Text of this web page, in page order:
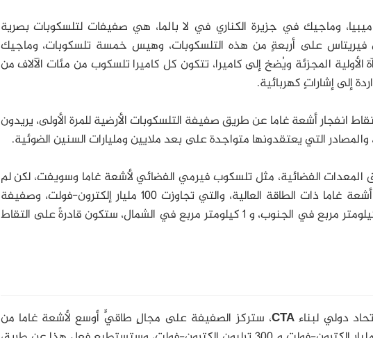
وماجيك في جزيرة الكناري في لا بالما، هي صفيفات لتلسكوبات بصرية
فيريتاس على أربعةٍ من هذه التلسكوبات، وهيس خمسة تلسكوبات، وماجيك
المجزئة ويُضخ إلى كاميرا، تتكون كل كاميرا تلسكوب من مئات الآلاف من
إلى إشاراتٍ كهربائية.
انفجار أشعة غاما عن طريق صفيفة التلسكوبات الأرضية للمرة الأولى، يريدون
والمصادر التي يعتقدونها متواجدة على بعد ملايين ومليارات السنين الضوئية.
المعدات الفضائية، مثل تلسكوب فيرمي الفضائي لأشعة غاما وسويفت، لكن لم
تستطع الصفيفات الأرضية فقط اكتشاف أشعة غاما ذات الطاقة العالية، والتي تجاوزت 100 مليار إلكترون-فولت، وصفيفة
، التي ستغطي 10 كيلومتر مربع في الجنوب، و 1 كيلومتر مربع في الشمال، ستكون قادرةً على التقاط
CTA، ستركز الصفيفة على مجالٍ طاقيٍّ أوسع لأشعة غاما من